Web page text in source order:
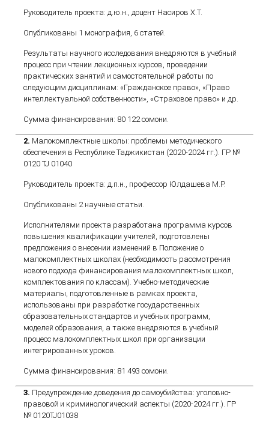
Руководитель проекта: д.ю.н., доцент Насиров Х.Т.
Опубликованы 1 монография, 6 статей.
Результаты научного исследования внедряются в учебный
процесс при чтении лекционных курсов, проведении
практических занятий и самостоятельной работы по
следующим дисциплинам: «Гражданское право», «Право
интеллектуальной собственности», «Страховое право» и др.
Сумма финансирования: 80 122 сомони.
2. Малокомплектные школы: проблемы методического
обеспечения в Республике Таджикистан (2020-2024 гг.). ГР №
0120 TJ 01040
Руководитель проекта: д.п.н., профессор Юлдашева М.Р.
Опубликованы 2 научные статьи.
Исполнителями проекта разработана программа курсов
повышения квалификации учителей, подготовлены
предложения о внесении изменений в Положение о
малокомплектных школах (необходимость рассмотрения
нового подхода финансирования малокомплектных школ,
комплектования по классам). Учебно-методические
материалы, подготовленные в рамках проекта,
использованы при разработке государственных
образовательных стандартов и учебных программ,
моделей образования, а также внедряются в учебный
процесс малокомплектных школ при организации
интегрированных уроков.
Сумма финансирования: 81 493 сомони.
3. Предупреждение доведения до самоубийства: уголовно-
правовой и криминологический аспекты (2020-2024 гг.). ГР
№ 0120TJ01038